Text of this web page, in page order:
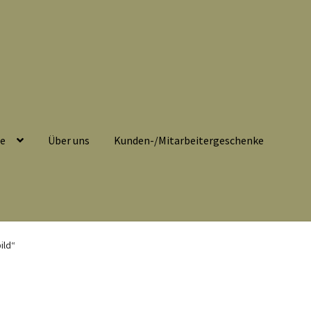
Über uns Kunden-/Mitarbeitergeschenke